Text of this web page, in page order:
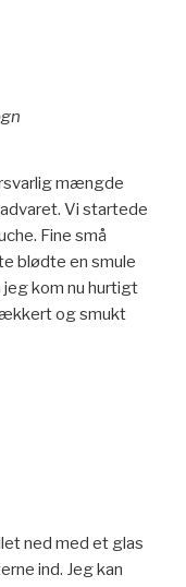
mængde
Vi startede
Fine små
blødte en smule
jeg kom nu hurtigt
og smukt
ned med et glas
ind. Jeg kan